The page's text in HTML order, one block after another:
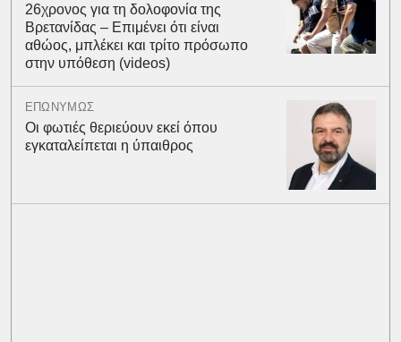
26χρονος για τη δολοφονία της
Βρετανίδας – Επιμένει ότι είναι
αθώος, μπλέκει και τρίτο πρόσωπο
στην υπόθεση (videos)
ΕΠΩΝΥΜΩΣ
Οι φωτιές θεριεύουν εκεί όπου
εγκαταλείπεται η ύπαιθρος